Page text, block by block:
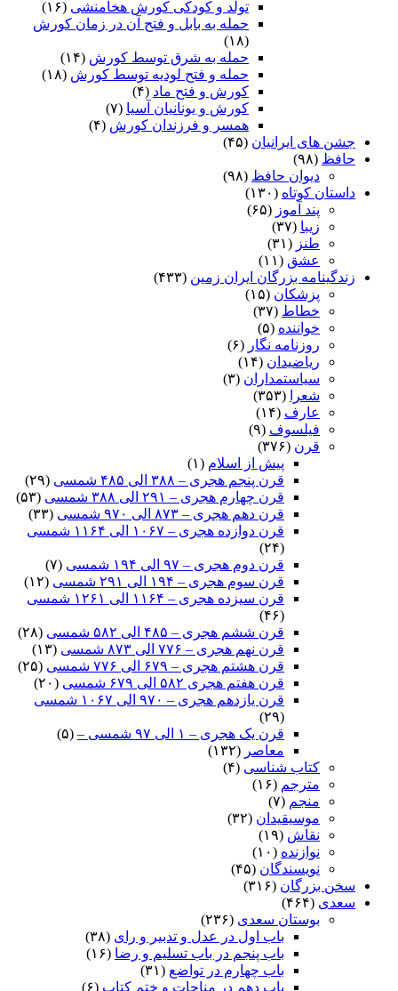
تولد و کودکی کورش هخامنشی (۱۶)
حمله به بابل و فتح آن در زمان کورش
(۱۸)
حمله به شرق توسط کورش (۱۴)
حمله و فتح لودیه توسط کورش (۱۸)
کورش و فتح ماد (۴)
کورش و یونانیان آسیا (۷)
همسر و فرزندان کورش (۴)
جشن های ایرانیان (۴۵)
حافظ (۹۸)
دیوان حافظ (۹۸)
داستان کوتاه (۱۳۰)
پند آموز (۶۵)
زیبا (۳۷)
طنز (۳۱)
عشق (۱۱)
زندگینامه بزرگان ایران زمین (۴۳۳)
پزشکان (۱۵)
خطاط (۳۷)
خواننده (۵)
روزنامه نگار (۶)
ریاضیدان (۱۴)
سیاستمداران (۳)
شعرا
(۳۵۳)
عارف (۱۴)
فیلسوف (۹)
قرن (۳۷۶)
پیش از اسلام (۱)
قرن پنجم هجری – ۳۸۸ الی ۴۸۵ شمسی
(۲۹)
قرن چهارم هجری – ۲۹۱ الی ۳۸۸ شمسی
(۵۳)
قرن دهم هجری – ۸۷۳ الی ۹۷۰ شمسی
(۳۳)
قرن دوازده هجری – ۱۰۶۷ الی ۱۱۶۴ شمسی
(۲۴)
قرن دوم هجری – ۹۷ الی ۱۹۴ شمسی
(۷)
قرن سوم هجری – ۱۹۴ الی ۲۹۱ شمسی
(۱۲)
قرن سیزده هجری – ۱۱۶۴ الی ۱۲۶۱ شمسی
(۴۶)
قرن ششم هجری – ۴۸۵ الی ۵۸۲ شمسی
(۲۸)
قرن نهم هجری – ۷۷۶ الی ۸۷۳ شمسی
(۱۳)
قرن هشتم هجری – ۶۷۹ الی ۷۷۶ شمسی
(۲۵)
قرن هفتم هجری ۵۸۲ الی ۶۷۹ شمسی
(۲۰)
قرن یازدهم هجری – ۹۷۰ الی ۱۰۶۷ شمسی
(۲۹)
قرن یک هجری – ۱ الی ۹۷ شمسی –
(۵)
معاصر (۱۳۲)
کتاب شناسی (۴)
مترجم (۱۶)
منجم (۷)
موسیقیدان (۳۲)
نقاش (۱۹)
نوازنده (۱۰)
نویسندگان (۴۵)
سخن بزرگان (۳۱۶)
سعدی (۴۶۴)
بوستان سعدی (۲۳۶)
باب اول در عدل و تدبیر و رای (۳۸)
باب پنجم در باب تسلیم و رضا (۱۶)
باب چهارم در تواضع (۳۱)
باب دهم در مناجات و ختم کتاب (۶)